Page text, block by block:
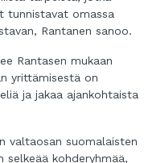
tunnistavat omassa
Rantanen sanoo.
Rantasen mukaan
yrittämisestä on
ja jakaa ajankohtaista
valtaosan suomalaisten
selkeää kohderyhmää,